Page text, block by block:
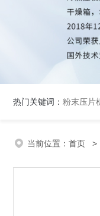
热门关键词： 粉末压片
当前位置： 首页 >